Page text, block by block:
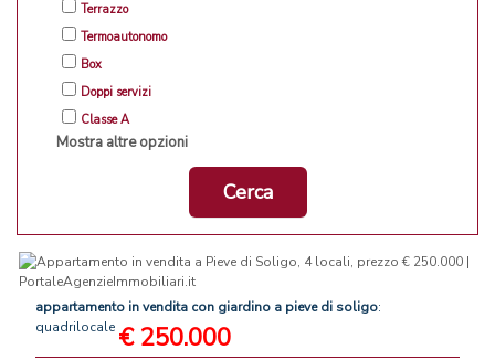
Terrazzo
Termoautonomo
Box
Doppi servizi
Classe A
Mostra altre opzioni
Cerca
appartamento invendita con giardino a pieve di soligo:
quadrilocale € 250.000